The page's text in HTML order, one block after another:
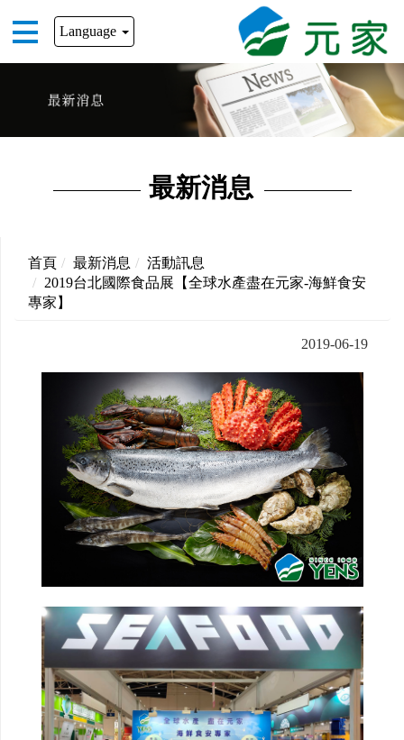
Language
最新消息
首頁 最新消息
活動訊息
2019台北國際食品展【全球水產盡在元家-海鮮食安
專家】
2019-06-19